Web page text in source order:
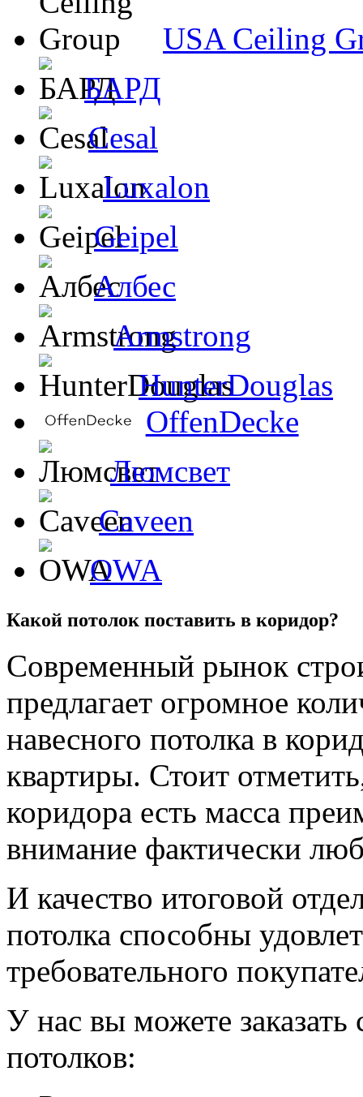
USA Ceiling
БАРД
Cesal
Luxalon
Geipel
Албес
Armstrong
HunterDouglas
OffenDecke
Люмсвет
Caveen
OWA
Какой потолок поставить в коридор?
Современный рынок
предлагает огромное
навесного потолка в
квартиры. Стоит
коридора есть масса
внимание фактически
И качество итоговой
потолка способны
требовательного
У нас вы можете
потолков: